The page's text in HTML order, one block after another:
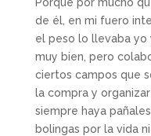
de él, en mi fuero
el peso lo llevaba yo
muy bien, pero
ciertos campos que
la compra y
siempre haya
bolingas por la vida